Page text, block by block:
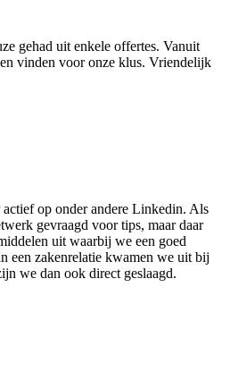
gehad uit enkele offertes. Vanuit
vinden voor onze klus. Vriendelijk
op onder andere Linkedin. Als
gevraagd voor tips, maar daar
uit waarbij we een goed
een zakenrelatie kwamen we uit bij
we dan ook direct geslaagd.